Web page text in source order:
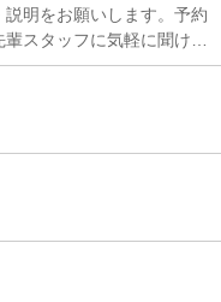
明をお願いします。予約
スタッフに気軽に聞ける
問合せや来店されたお客様
ていただきますので未経
業を行っていただきま
苦手な人でも簡単にできま